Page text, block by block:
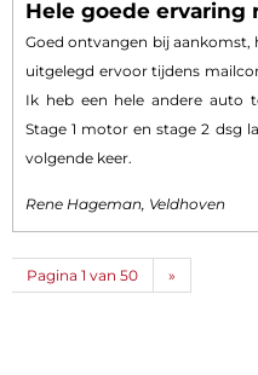
Hele goede ervaring
Goed ontvangen bij aankomst,
uitgelegd ervoor tijdens
Ik heb een hele andere auto
Stage 1 motor en stage 2 dsg
volgende keer.
Rene Hageman, Veldhoven
Pagina 1 van 50 »